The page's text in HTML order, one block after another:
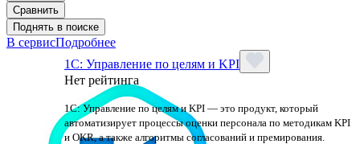
Сравнить
Поднять в поиске
В сервисПодробнее
1C: Управление по целям и KPI
Нет рейтинга
1С: Управление по целям и KPI — это продукт, который
автоматизирует процессы оценки персонала по методикам KPI
и OKR, а также алгоритмы согласований и премирования.